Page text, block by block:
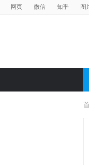
网页 微信 知乎 图